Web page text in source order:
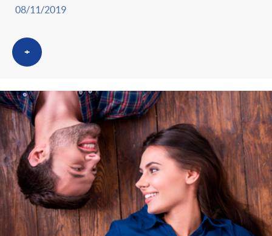
r
i
a
s
08/11/2019
+